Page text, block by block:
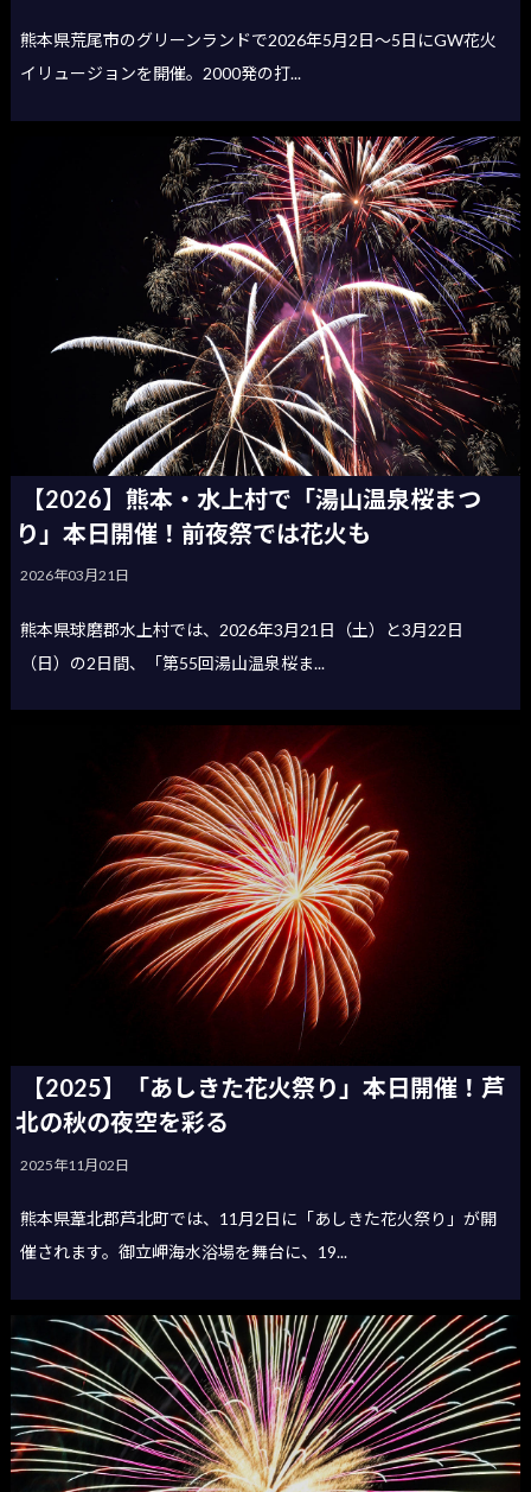
熊本県荒尾市のグリーンランドで2026年5月2日〜5日にGW花火
イリュージョンを開催。2000発の打...
【2026】熊本・水上村で「湯山温泉桜まつ
り」本日開催！前夜祭では花火も
2026年03月21日
熊本県球磨郡水上村では、2026年3月21日（土）と3月22日
（日）の2日間、「第55回湯山温泉桜ま...
【2025】「あしきた花火祭り」本日開催！芦
北の秋の夜空を彩る
2025年11月02日
熊本県葦北郡芦北町では、11月2日に「あしきた花火祭り」が開
催されます。御立岬海水浴場を舞台に、19...